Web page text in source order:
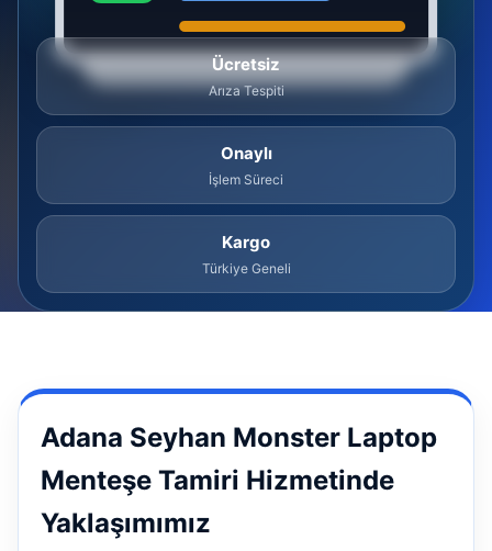
Ücretsiz
Arıza Tespiti
Onaylı
İşlem Süreci
Kargo
Türkiye Geneli
Adana Seyhan Monster Laptop
Menteşe Tamiri Hizmetinde
Yaklaşımımız